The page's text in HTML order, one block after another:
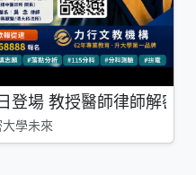
登場 教授醫師律師解密
學未來